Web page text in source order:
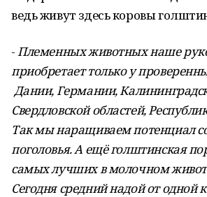
ведь живут здесь коровы
-Племенных животных наше
приобретает только у
Дании, Германии,
Свердловской областей,
Так мы наращиваем потенциал
поголовья. А ещё голштинская
самых лучших в молочном
Сегодня средний надой от одной